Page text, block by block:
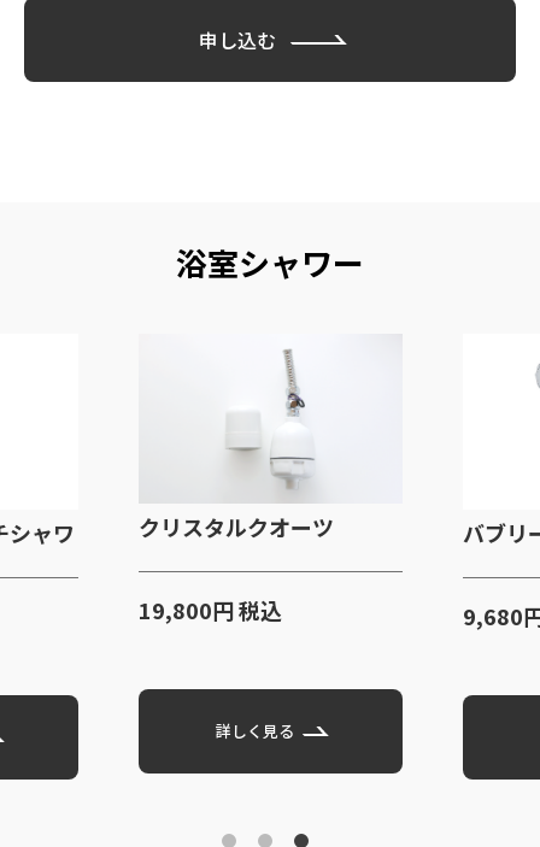
申し込む
浴室シャワー
シャワ クリスタルクオーツ
19,800円 税込
詳しく見る
バブリ
9,680